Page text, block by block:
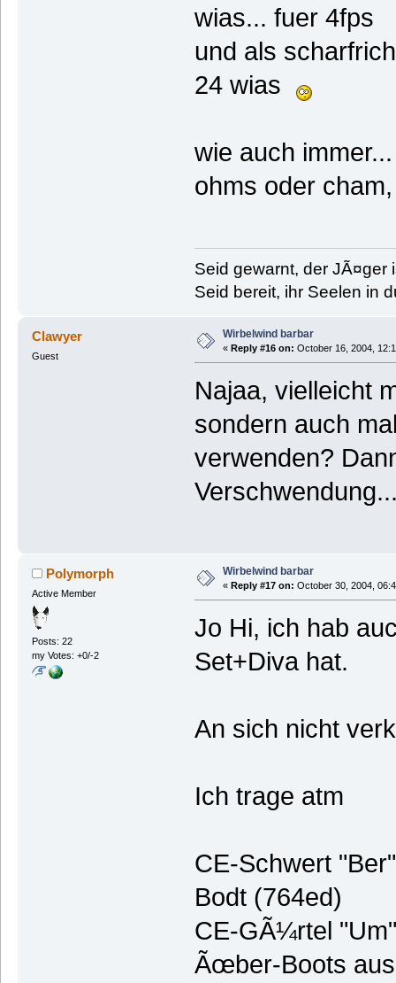
wias... fuer 4fps
und als
24 wias
wie auch
ohms oder
Seid gewarnt, der JÃ¤ger
Seid bereit, ihr Seelen in
Clawyer
Guest
Wirbelwind barbar
« Reply #16 on: October 16, 2004,
Najaa, vielleicht
sondern auch
verwenden?
Polymorph
Active Member
Posts: 22
my Votes: +0/-2
Wirbelwind barbar
« Reply #17 on: October 30, 2004,
Jo Hi, ich hab
Set+Diva hat.
An sich nicht
Ich trage atm
CE-Schwert
Bodt (764ed)
CE-GÃ¼rtel
Ãœber-Boots